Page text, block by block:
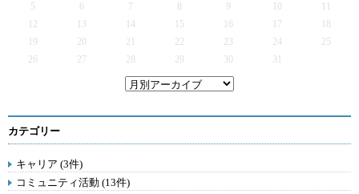
5
6 7 9
12
13 14 15 16 17
19
20 21 22 23 24
25
26
27 28 29 30 31
カテゴリー
キャリア (3件)
コミュニティ活動 (13件)